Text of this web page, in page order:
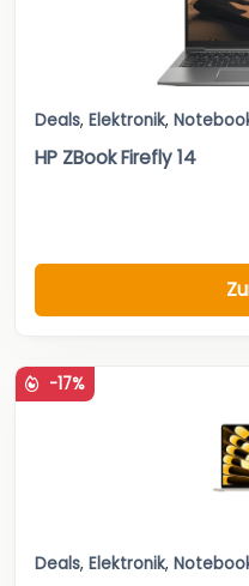
Deals, Elektronik,
HP ZBook Firefly 14
-17%
Deals, Elektronik,